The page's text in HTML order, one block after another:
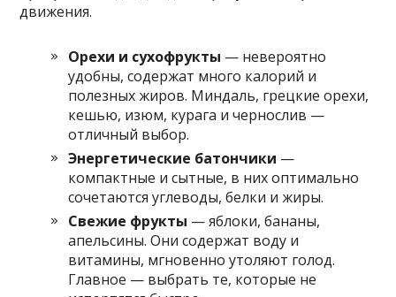
движения.
Орехи и сухофрукты — невероятно
удобны, содержат много калорий и
полезных жиров. Миндаль, грецкие орехи,
кешью, изюм, курага и чернослив —
отличный выбор.
Энергетические батончики —
компактные и сытные, в них оптимально
сочетаются углеводы, белки и жиры.
Свежие фрукты — яблоки, бананы,
апельсины. Они содержат воду и
витамины, мгновенно утоляют голод.
Главное — выбрать те, которые не